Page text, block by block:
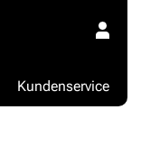
Kundenservice